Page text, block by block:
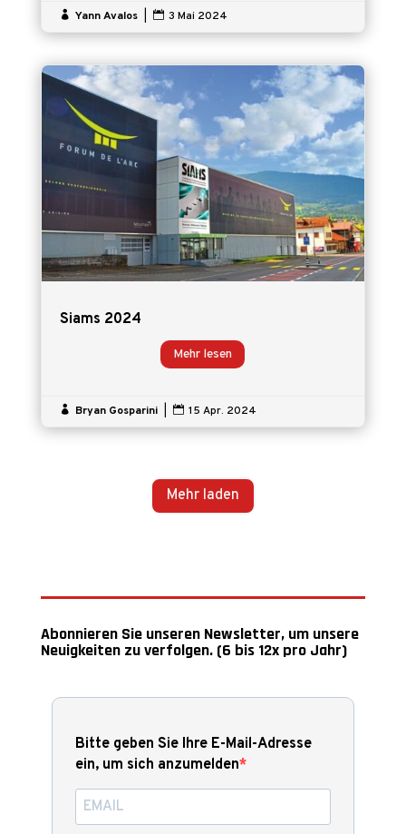
 Yann Avalos  3 Mai 2024
Siams 2024
Mehr lesen
 Bryan Gosparini  15 Apr. 2024
Mehr laden
Abonnieren Sie unseren Newsletter, um unsere
Neuigkeiten zu verfolgen. (6 bis 12x pro Jahr)
Bitte geben Sie Ihre E-Mail-Adresse
ein, um sich anzumelden